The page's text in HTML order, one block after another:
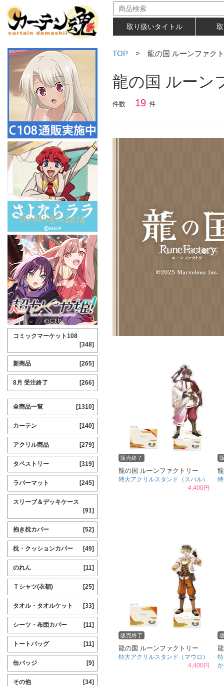
取り扱いタイトル
TOP > 龍の国 ルーンファク
龍の国 ルーン
件数 19 件
販売終了
龍の国 ルーンファクトリー
特大アクリルスタンド（スバル）
4,400円
販売終了
龍の国 ルーンファクトリー
特大アクリルスタンド（マウロ）
4,400円
コミックマーケット108
[348]
新商品 [265]
8月 受注終了 [266]
全商品一覧 [1310]
カーテン [140]
アクリル商品 [279]
タペストリー [319]
ラバーマット [245]
スリーブ＆デッキケース
[91]
抱き枕カバー [52]
枕・クッションカバー [49]
のれん [11]
Ｔシャツ(衣類) [25]
タオル・タオルケット [33]
シーツ・布団カバー [11]
トートバッグ [11]
缶バッジ [9]
その他 [34]